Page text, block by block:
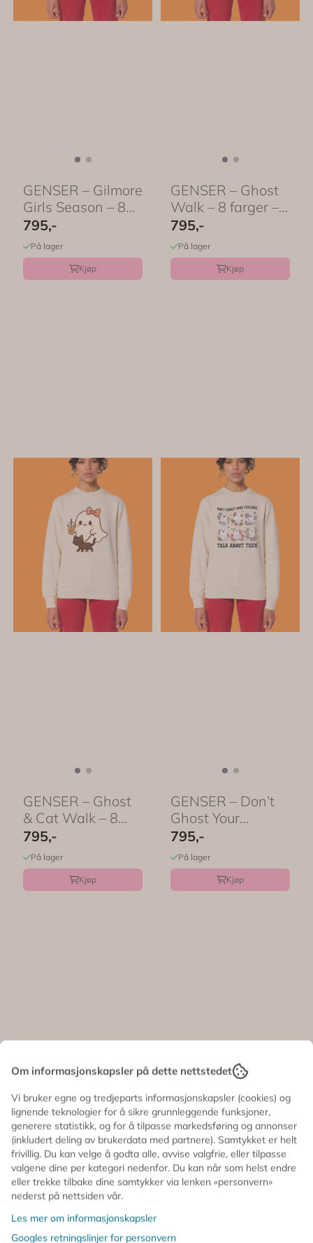
GENSER – Gilmore
Girls Season – 8
farger ...
795,-
På lager
Kjøp
GENSER – Ghost
Walk – 8 farger –
...
795,-
På lager
Kjøp
GENSER – Ghost
& Cat Walk – 8
farger – ...
795,-
På lager
Kjøp
GENSER – Don’t
Ghost Your
Feelings – 8 ...
795,-
På lager
Kjøp
Om informasjonskapsler på dette nettstedet
Vi bruker egne og tredjeparts informasjonskapsler (cookies) og
lignende teknologier for å sikre grunnleggende funksjoner,
generere statistikk, og for å tilpasse markedsføring og annonser
(inkludert deling av brukerdata med partnere). Samtykket er helt
frivillig. Du kan velge å godta alle, avvise valgfrie, eller tilpasse
valgene dine per kategori nedenfor. Du kan når som helst endre
eller trekke tilbake dine samtykker via lenken «personvern»
nederst på nettsiden vår.
Les mer om informasjonskapsler
Googles retningslinjer for personvern